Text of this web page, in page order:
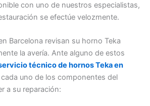
con uno de nuestros especialistas,
se efectúe velozmente.
Barcelona revisan su horno Teka
la avería. Ante alguno de estos
técnico de hornos Teka en
cada uno de los componentes del
a su reparación: